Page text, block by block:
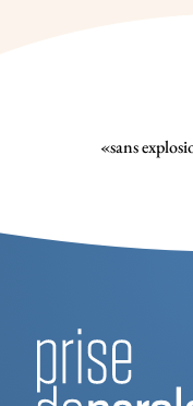
«sans